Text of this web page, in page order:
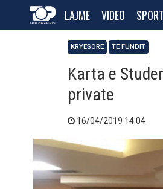
LAJME VIDEO SPORT
KRYESORE TË FUNDIT
Karta e
private
16/04/2019 14:04